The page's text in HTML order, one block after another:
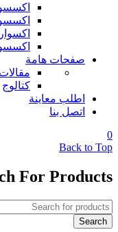
صفحات هامة
مقالات
كتالوج
اطلب معاينة
اتصل بنا
0
Back to Top
For Products